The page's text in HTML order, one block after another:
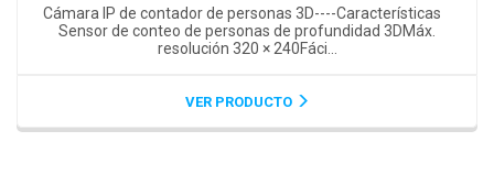
Cámara IP de contador de personas 3D----Características
Sensor de conteo de personas de profundidad 3DMáx.
resolución 320 × 240Fáci...
VER PRODUCTO